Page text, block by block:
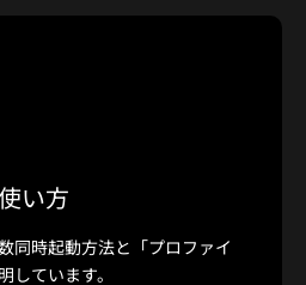
い方
同時起動方法と「プロファイ
しています。